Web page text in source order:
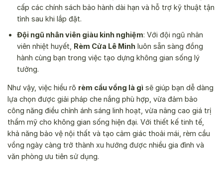
cấp các chính sách bảo hành dài hạn và hỗ trợ kỹ thuật tận
tình sau khi lắp đặt.
Đội ngũ nhân viên giàu kinh nghiệm: Với đội ngũ nhân
viên nhiệt huyết, Rèm Cửa Lê Minhluôn sẵn sàng đồng
hành cùng bạn trong việc tạo dựng không gian sống lý
tưởng.
Như vậy, việc hiểu rõ rèm cầu vồng là gì sẽ giúp bạn dễ dàng
lựa chọn được giải pháp che nắng phù hợp, vừa đảm bảo
công năng điều chỉnh ánh sáng linh hoạt, vừa nâng cao giá trị
thẩm mỹ cho không gian sống hiện đại. Với thiết kế tinh tế,
khả năng bảo vệ nội thất và tạo cảm giác thoải mái, rèm cầu
vồng ngày càng trở thành xu hướng được nhiều gia đình và
văn phòng ưu tiên sử dụng.